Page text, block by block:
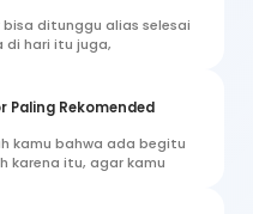
ditunggu alias selesai
di hari itu juga,
Paling Rekomended
kamu bahwa ada begitu
karena itu, agar kamu